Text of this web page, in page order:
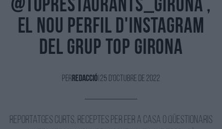
@TopRestaurants_Girona ,
el nou perfil d'Instagram
del grup Top Girona
PerRedacció 25 d'Octubre de 2022
Reportatges curts, receptes per fer a casa o qüestionaris